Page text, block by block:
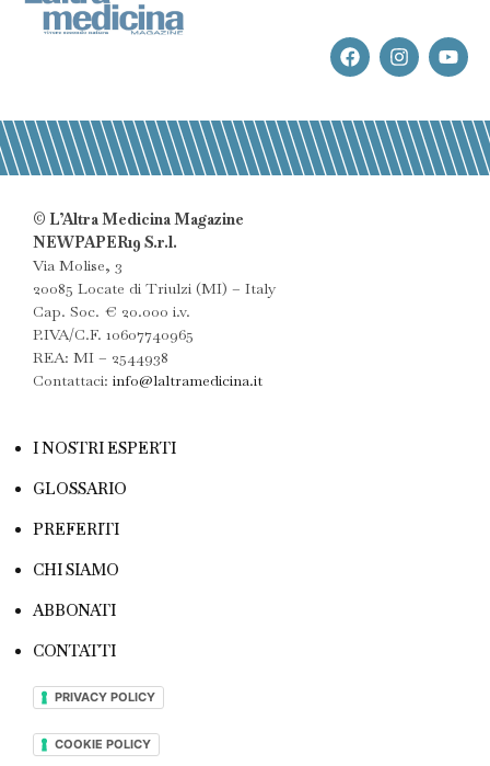
© L’Altra Medicina Magazine
NEWPAPER19 S.r.l.
Via Molise, 3
20085 Locate di Triulzi (MI) – Italy
Cap. Soc. € 20.000 i.v.
P.IVA/C.F. 10607740965
REA: MI – 2544938
Contattaci: info@laltramedicina.it
I NOSTRI ESPERTI
GLOSSARIO
PREFERITI
CHI SIAMO
ABBONATI
CONTATTI
PRIVACY POLICY
COOKIE POLICY